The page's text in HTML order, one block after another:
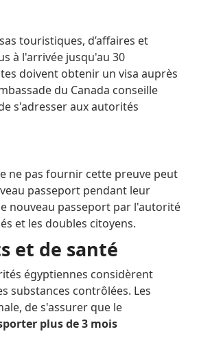
touristiques, d’affaires et
à l'arrivée jusqu'au 30
doivent obtenir un visa auprès
du Canada conseille
s'adresser aux autorités
ne pas fournir cette preuve peut
passeport pendant leur
nouveau passeport par l'autorité
et les doubles citoyens.
et de santé
égyptiennes considèrent
substances contrôlées. Les
de s'assurer que le
plus de 3 mois